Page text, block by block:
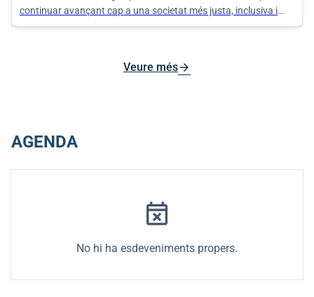
continuar avançant cap a una societat més justa, inclusiva i
equitativa als nuclis d’Algaida, Pina i Randa.
Veure mésarrow_forward
AGENDA
event_busy
No hi ha esdeveniments propers.